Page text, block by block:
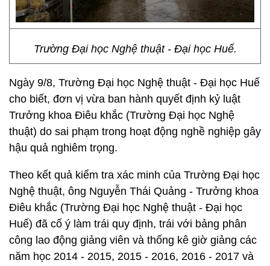
Trường Đại học Nghệ thuật - Đại học Huế.
Ngày 9/8, Trường Đại học Nghệ thuật - Đại học Huế
cho biết, đơn vị vừa ban hành quyết định kỷ luật
Trưởng khoa Điêu khắc (Trường Đại học Nghệ
thuật) do sai phạm trong hoạt động nghề nghiệp gây
hậu quả nghiêm trọng.
Theo kết quả kiểm tra xác minh của Trường Đại học
Nghệ thuật, ông Nguyễn Thái Quảng - Trưởng khoa
Điêu khắc (Trường Đại học Nghệ thuật - Đại học
Huế) đã cố ý làm trái quy định, trái với bảng phân
công lao động giảng viên và thống kê giờ giảng các
năm học 2014 - 2015, 2015 - 2016, 2016 - 2017 và